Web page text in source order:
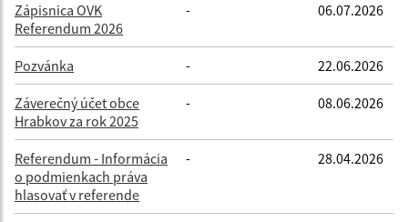
Zápisnica OVK
Referendum 2026
- 06.07.2026
Pozvánka - 22.06.2026
Záverečný účet obce
Hrabkov za rok 2025
- 08.06.2026
Referendum - Informácia
o podmienkach práva
hlasovať v referende
- 28.04.2026